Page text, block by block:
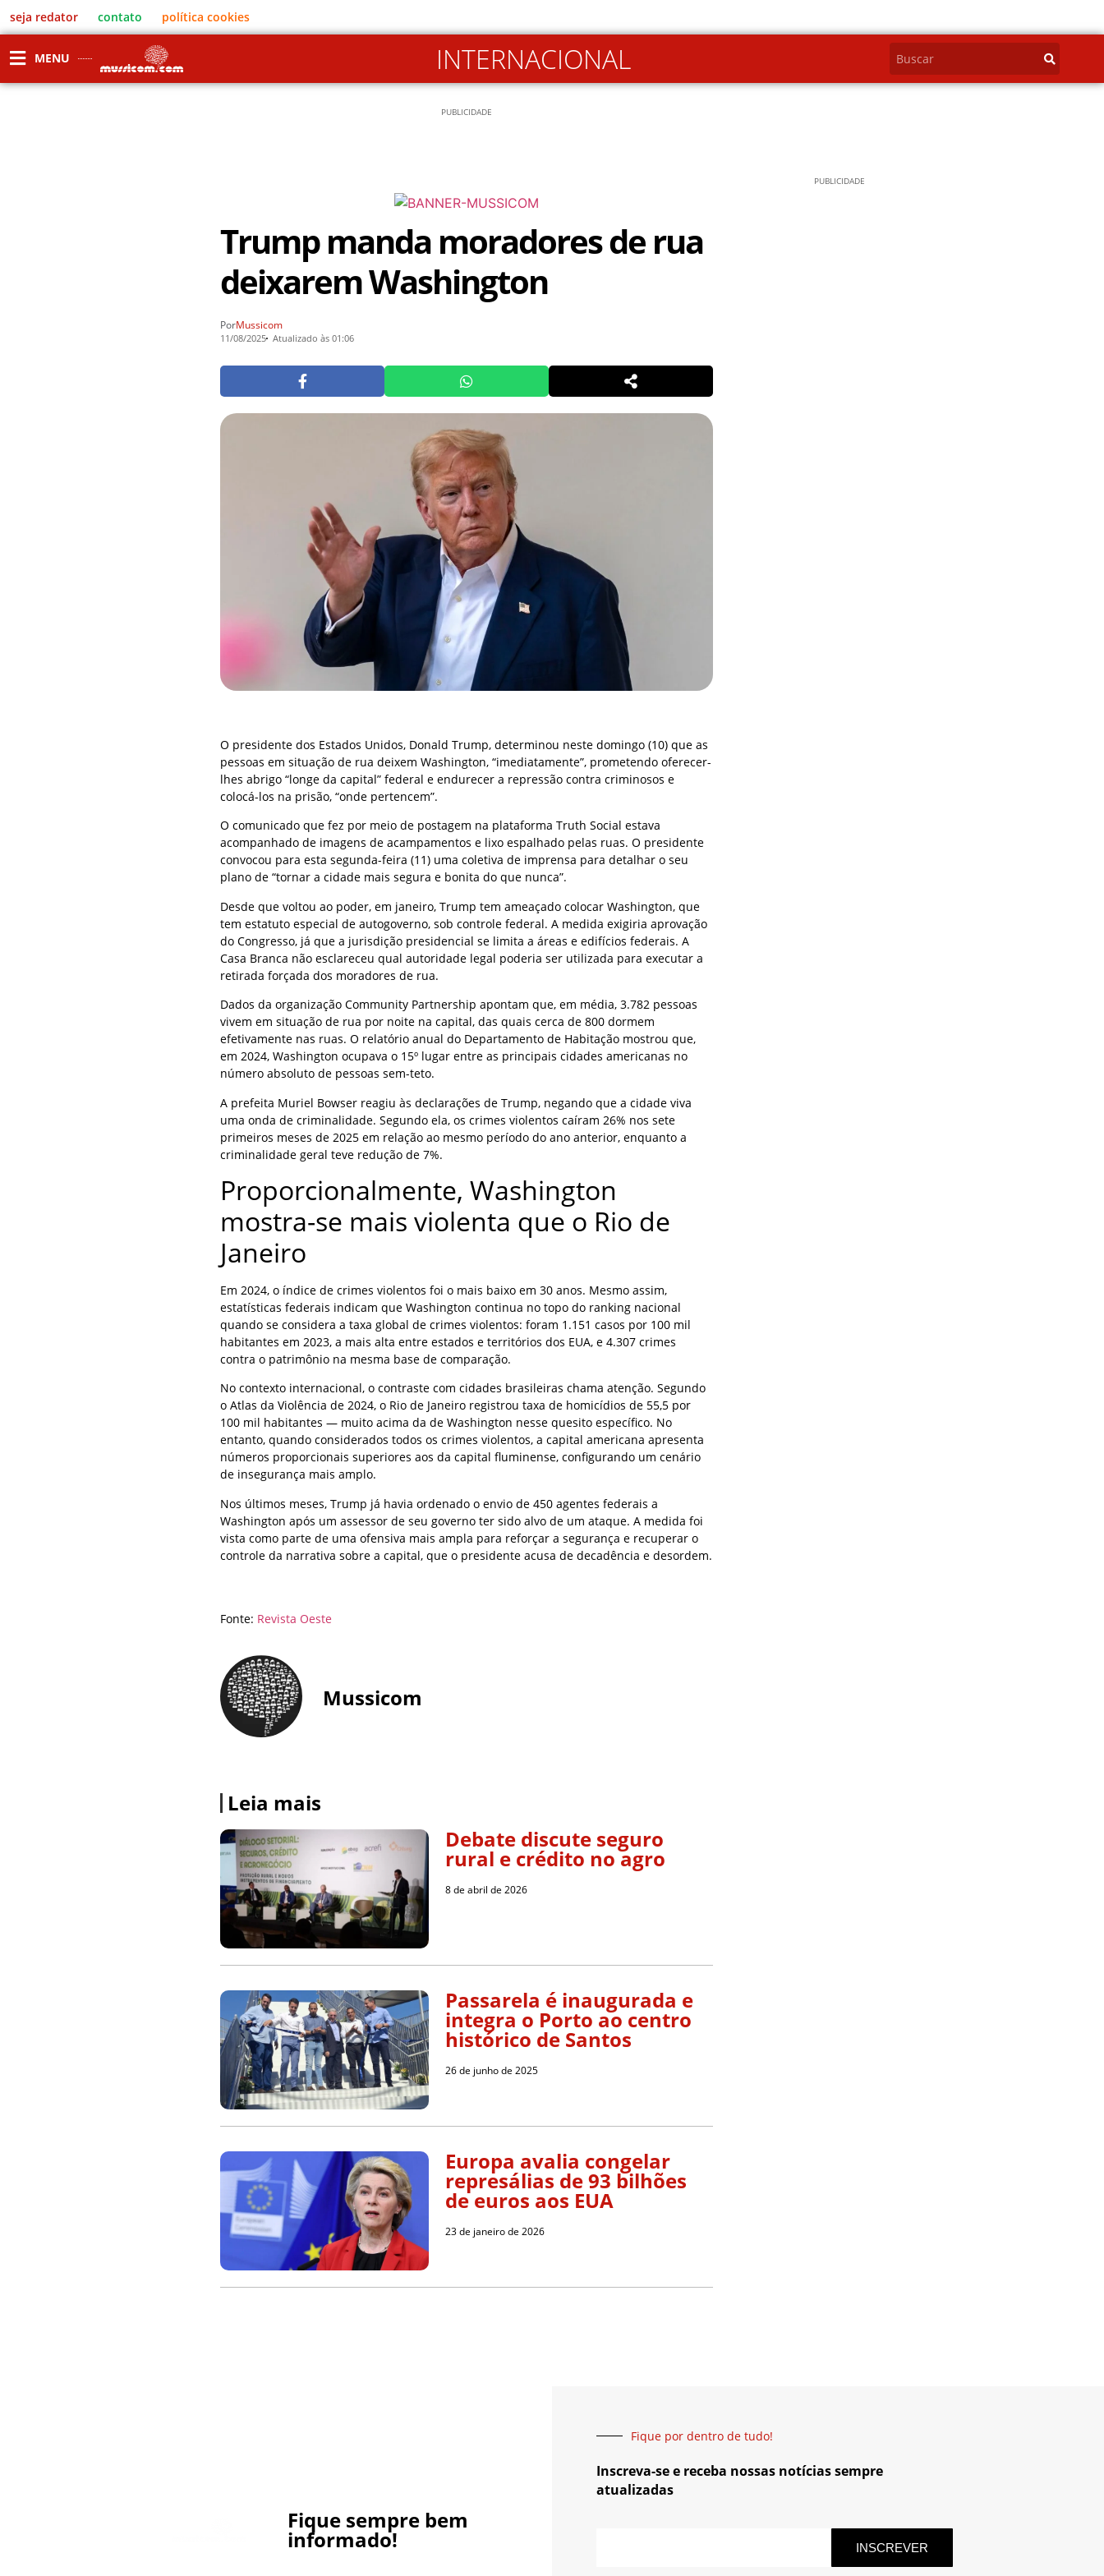
seja redator contato política cookies
MENU INTERNACIONAL
PUBLICIDADE
Trump manda moradores de rua
deixarem Washington
PorMussicom
11/08/2025 Atualizado às 01:06
O presidente dos Estados Unidos, Donald Trump, determinou neste domingo (10) que as
pessoas em situação de rua deixem Washington, “imediatamente”, prometendo oferecer-
lhes abrigo “longe da capital” federal e endurecer a repressão contra criminosos e
colocá-los na prisão, “onde pertencem”.
O comunicado que fez por meio de postagem na plataforma Truth Social estava
acompanhado de imagens de acampamentos e lixo espalhado pelas ruas. O presidente
convocou para esta segunda-feira (11) uma coletiva de imprensa para detalhar o seu
plano de “tornar a cidade mais segura e bonita do que nunca”.
Desde que voltou ao poder, em janeiro, Trump tem ameaçado colocar Washington, que
tem estatuto especial de autogoverno, sob controle federal. A medida exigiria aprovação
do Congresso, já que a jurisdição presidencial se limita a áreas e edifícios federais. A
Casa Branca não esclareceu qual autoridade legal poderia ser utilizada para executar a
retirada forçada dos moradores de rua.
Dados da organização Community Partnership apontam que, em média, 3.782 pessoas
vivem em situação de rua por noite na capital, das quais cerca de 800 dormem
efetivamente nas ruas. O relatório anual do Departamento de Habitação mostrou que,
em 2024, Washington ocupava o 15º lugar entre as principais cidades americanas no
número absoluto de pessoas sem-teto.
A prefeita Muriel Bowser reagiu às declarações de Trump, negando que a cidade viva
uma onda de criminalidade. Segundo ela, os crimes violentos caíram 26% nos sete
primeiros meses de 2025 em relação ao mesmo período do ano anterior, enquanto a
criminalidade geral teve redução de 7%.
Proporcionalmente, Washington
mostra-se mais violenta que o Rio de
Janeiro
Em 2024, o índice de crimes violentos foi o mais baixo em 30 anos. Mesmo assim,
estatísticas federais indicam que Washington continua no topo do ranking nacional
quando se considera a taxa global de crimes violentos: foram 1.151 casos por 100 mil
habitantes em 2023, a mais alta entre estados e territórios dos EUA, e 4.307 crimes
contra o patrimônio na mesma base de comparação.
No contexto internacional, o contraste com cidades brasileiras chama atenção. Segundo
o Atlas da Violência de 2024, o Rio de Janeiro registrou taxa de homicídios de 55,5 por
100 mil habitantes — muito acima da de Washington nesse quesito específico. No
entanto, quando considerados todos os crimes violentos, a capital americana apresenta
números proporcionais superiores aos da capital fluminense, configurando um cenário
de insegurança mais amplo.
Nos últimos meses, Trump já havia ordenado o envio de 450 agentes federais a
Washington após um assessor de seu governo ter sido alvo de um ataque. A medida foi
vista como parte de uma ofensiva mais ampla para reforçar a segurança e recuperar o
controle da narrativa sobre a capital, que o presidente acusa de decadência e desordem.
Fonte: Revista Oeste
Mussicom
Leia mais
Debate discute seguro
rural e crédito no agro
8 de abril de 2026
Passarela é inaugurada e
integra o Porto ao centro
histórico de Santos
26 de junho de 2025
Europa avalia congelar
represálias de 93 bilhões
de euros aos EUA
23 de janeiro de 2026
PUBLICIDADE
Fique sempre bem
informado!
Fique por dentro de tudo!
Inscreva-se e receba nossas notícias sempre
atualizadas
INSCREVER